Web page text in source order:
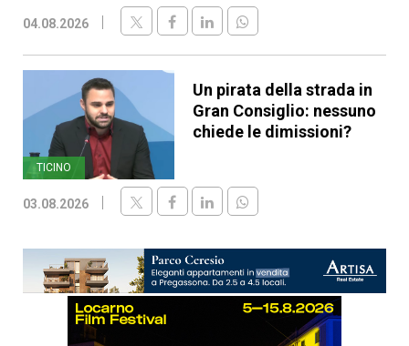
04.08.2026
TICINO
Un pirata della strada in
Gran Consiglio: nessuno
chiede le dimissioni?
03.08.2026